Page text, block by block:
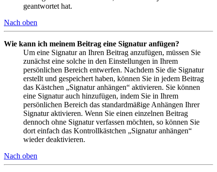
geantwortet hat.
Nach oben
Wie kann ich meinem Beitrag eine Signatur anfügen?
Um eine Signatur an Ihren Beitrag anzufügen, müssen Sie
zunächst eine solche in den Einstellungen in Ihrem
persönlichen Bereich entwerfen. Nachdem Sie die Signatur
erstellt und gespeichert haben, können Sie in jedem Beitrag
das Kästchen „Signatur anhängen“ aktivieren. Sie können
eine Signatur auch hinzufügen, indem Sie in Ihrem
persönlichen Bereich das standardmäßige Anhängen Ihrer
Signatur aktivieren. Wenn Sie einen einzelnen Beitrag
dennoch ohne Signatur verfassen möchten, so können Sie
dort einfach das Kontrollkästchen „Signatur anhängen“
wieder deaktivieren.
Nach oben